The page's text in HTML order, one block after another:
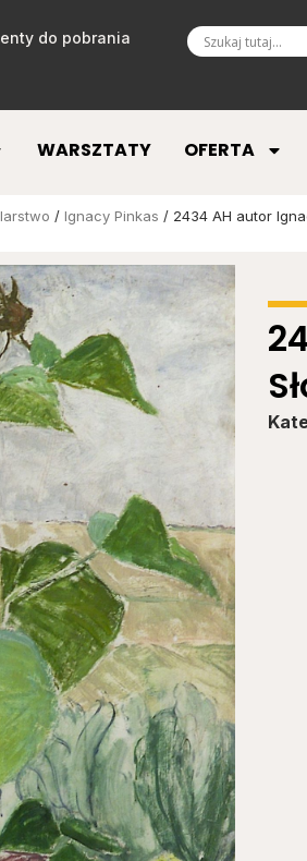
do pobrania
WARSZTATY OFERTA
/ Ignacy Pinkas / 2434 AH autor